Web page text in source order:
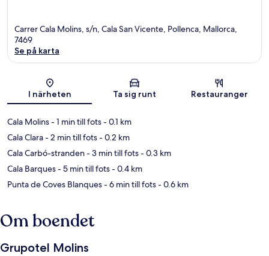
Carrer Cala Molins, s/n, Cala San Vicente, Pollenca, Mallorca,
7469
Se på karta
I närheten Ta sig runt Restauranger
Cala Molins- 1 min till fots- 0.1 km
Cala Clara- 2 min till fots- 0.2 km
Cala Carbó-stranden- 3 min till fots- 0.3 km
Cala Barques- 5 min till fots- 0.4 km
Punta de Coves Blanques- 6 min till fots- 0.6 km
Om boendet
Grupotel Molins